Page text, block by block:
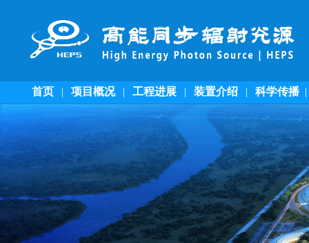
首页 | 项目概况 | 工程进展 | 装置介绍 | 科学传播